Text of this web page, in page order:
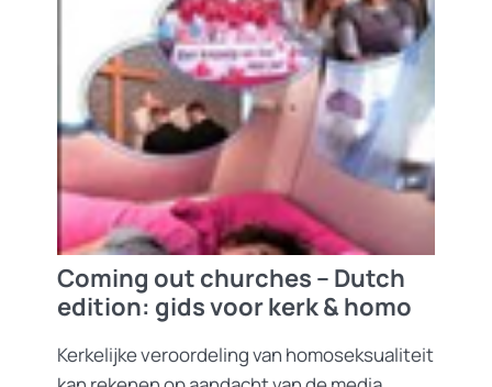
Coming out churches – Dutch
edition: gids voor kerk & homo
Kerkelijke veroordeling van homoseksualiteit